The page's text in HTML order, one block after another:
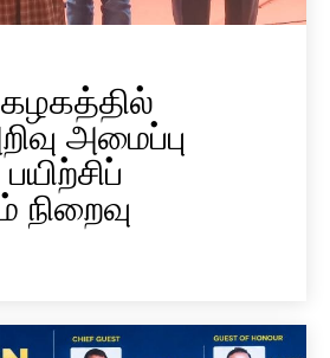
அமைப்பு
நிறைவு